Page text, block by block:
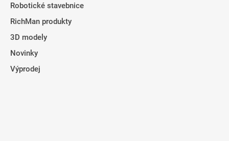
Robotické stavebnice
RichMan produkty
3D modely
Novinky
Výprodej